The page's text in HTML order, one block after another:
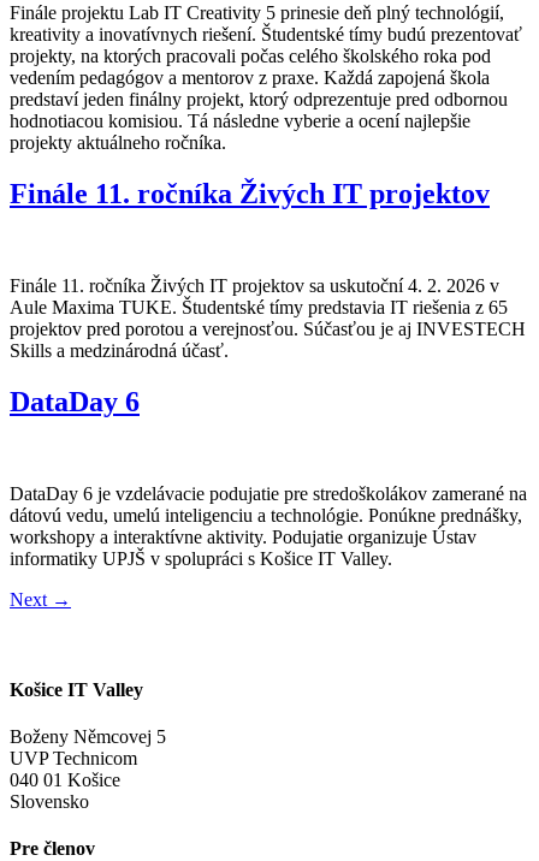
Finále projektu Lab IT Creativity 5 prinesie deň plný technológií,
kreativity a inovatívnych riešení. Študentské tímy budú prezentovať
projekty, na ktorých pracovali počas celého školského roka pod
vedením pedagógov a mentorov z praxe. Každá zapojená škola
predstaví jeden finálny projekt, ktorý odprezentuje pred odbornou
hodnotiacou komisiou. Tá následne vyberie a ocení najlepšie
projekty aktuálneho ročníka.
Finále 11. ročníka Živých IT projektov
Finále 11. ročníka Živých IT projektov sa uskutoční 4. 2. 2026 v
Aule Maxima TUKE. Študentské tímy predstavia IT riešenia z 65
projektov pred porotou a verejnosťou. Súčasťou je aj INVESTECH
Skills a medzinárodná účasť.
DataDay 6
DataDay 6 je vzdelávacie podujatie pre stredoškolákov zamerané na
dátovú vedu, umelú inteligenciu a technológie. Ponúkne prednášky,
workshopy a interaktívne aktivity. Podujatie organizuje Ústav
informatiky UPJŠ v spolupráci s Košice IT Valley.
Next →
Košice IT Valley
Boženy Němcovej 5
UVP Technicom
040 01 Košice
Slovensko
Pre členov